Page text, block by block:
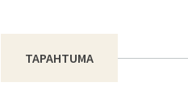
TAPAHTUMA